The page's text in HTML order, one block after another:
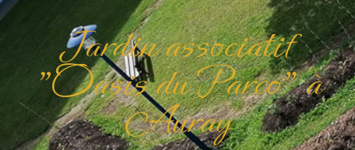
Jardin associatif
"Oasis du Parco" à
Auray